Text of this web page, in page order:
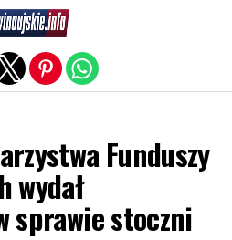
Funduszy
wydał
sprawie stoczni
version